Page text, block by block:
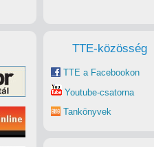
TTE-közösség
TTE a Facebookon
Youtube-csatorna
Tankönyvek